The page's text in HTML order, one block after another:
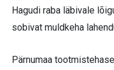
Hagudi raba läbivale
sobivat muldkeha
Pärnumaa